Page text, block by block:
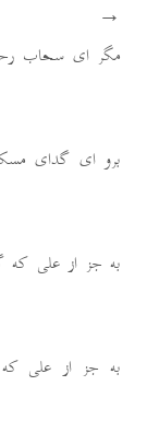
→
مگر اى سحاب
برو اى گداى
به جز از على كه
به جز از على كه